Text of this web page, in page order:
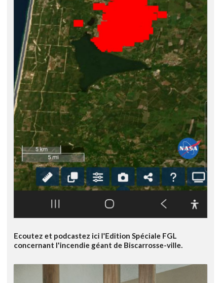
Ecoutez et podcastez ici l'Edition Spéciale FGL
concernant l'incendie géant de Biscarrosse-ville.